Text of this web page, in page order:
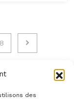
des
8